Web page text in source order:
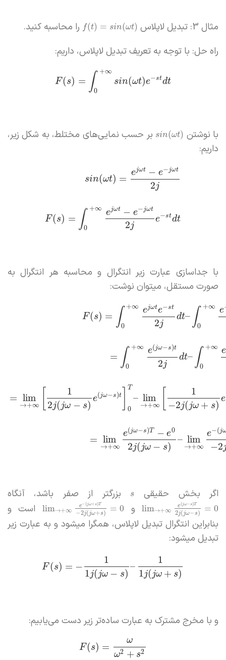
مثال 3: تبدیل لاپلاس f(t) = sin(ωt)
را محاسبه کنید.
راه حل: با توجه به تعریف تبدیل لاپلاس، داریم:
F (s) = ∫ +∞
0
sin(ωt)e−stdt
با نوشتن sin(ωt)
بر حسب نمایی‌های مختلط، به شکل زیر،
داریم:
sin(ωt) =
ejωt − e−jωt
2j
F(s) = ∫ +∞
0
ejωt − e−jωt
2j
e−stdt
با جداسازی عبارت زیر انتگرال و محاسبه هر انتگرال به
صورت مستقل، میتوان نوشت:
F (s) = ∫ +∞
0
ejωte−st
2j
dt– ∫ +∞
0
e
= ∫ +∞
0
e(jω−s)t
2j
dt– ∫ +∞
0
e
= lim
→+∞
1
2j(jω − s)
e(jω−s)t
T
0
– lim
→+∞
1
−2j(jω + s)
e
= lim
→+∞
e(jω−s)T − e0
2j(jω − s)
– lim
→+∞
e−(j
−2
اگر بخش حقیقی s بزرگتر از صفر باشد، آنگاه
lim→+∞
e (jω− s)T
2j(jω−s) = 0 و lim→+∞
e− (jω+ s)T
−2j(jω+s) = 0
است و
بنابراین انتگرال تبدیل لاپلاس، همگرا میشود و به عبارت زیر
تبدیل میشود:
F(s) = −
1
1j(jω − s)
–
1
1j(jω + s)
و با مخرج مشترک به عبارت ساده‌تر زیر دست می‌یابیم:
F(s) =
ω
ω2 + s2